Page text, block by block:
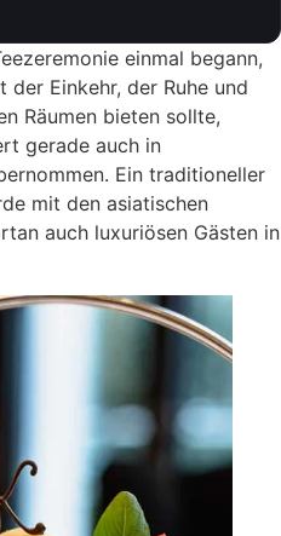
einmal begann,
Einkehr, der Ruhe und
Räumen bieten sollte,
gerade auch in
Ein traditioneller
mit den asiatischen
auch luxuriösen Gästen in